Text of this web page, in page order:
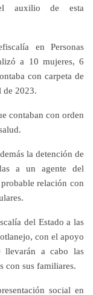
auxilio de esta
en Personas
a 10 mujeres, 6
con carpeta de
de 2023.
contaban con orden
la detención de
a un agente del
relación con
del Estado a las
con el apoyo
llevarán a cabo las
con sus familiares.
social en